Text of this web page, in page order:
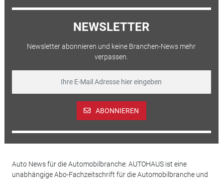
NEWSLETTER
Newsletter abonnieren und keine Branchen-News mehr
verpassen.
ABONNIEREN
Auto News für die Automobilbranche: AUTOHAUS ist eine
unabhängige Abo-Fachzeitschrift für die Automobilbranche und